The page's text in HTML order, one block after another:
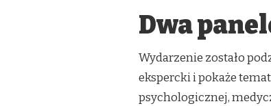
Dwa
Wydarzenie zostało
ekspercki i pokaże
psychologicznej,